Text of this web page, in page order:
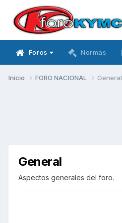
Foros Normas
Inicio FORO NACIONAL General
General
Aspectos generales del foro.